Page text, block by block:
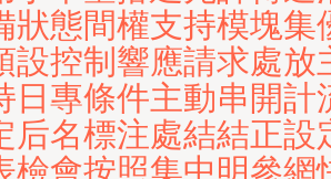
狀態間權支持模塊集
設控制響應請求處放
日專條件主動串開計
后名標注處結結正設
檢會按照集中明參網